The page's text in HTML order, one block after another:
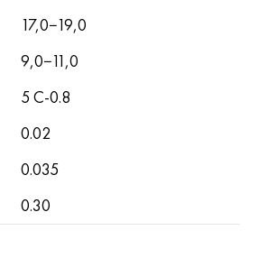
17,0−19,0
9,0−11,0
5 С-0.8
0.02
0.035
0.30